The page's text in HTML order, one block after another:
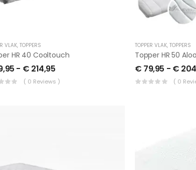
VLAK, TOPPERS
HR 40 Cooltouch
- € 214,95
( 0 Reviews )
TOPPER VLAK, TOPPERS
Topper HR 50
€ 79,95 - €
( 0